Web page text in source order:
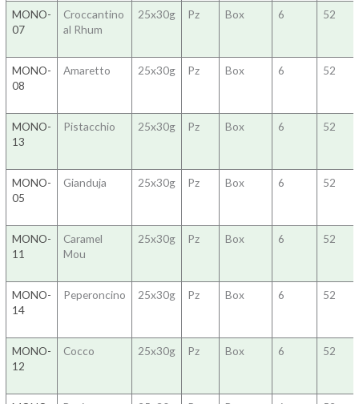
MONO-
07
Croccantino
al Rhum
25x30g Pz Box 6 52
MONO-
08
Amaretto 25x30g Pz Box 6 52
MONO-
13
Pistacchio 25x30g Pz Box 6 52
MONO-
05
Gianduja 25x30g Pz Box 6 52
MONO-
11
Caramel
Mou
25x30g Pz Box 6 52
MONO-
14
Peperoncino 25x30g Pz Box 6 52
MONO-
12
Cocco 25x30g Pz Box 6 52